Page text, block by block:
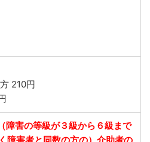
210円
障害の等級が３級から６級まで